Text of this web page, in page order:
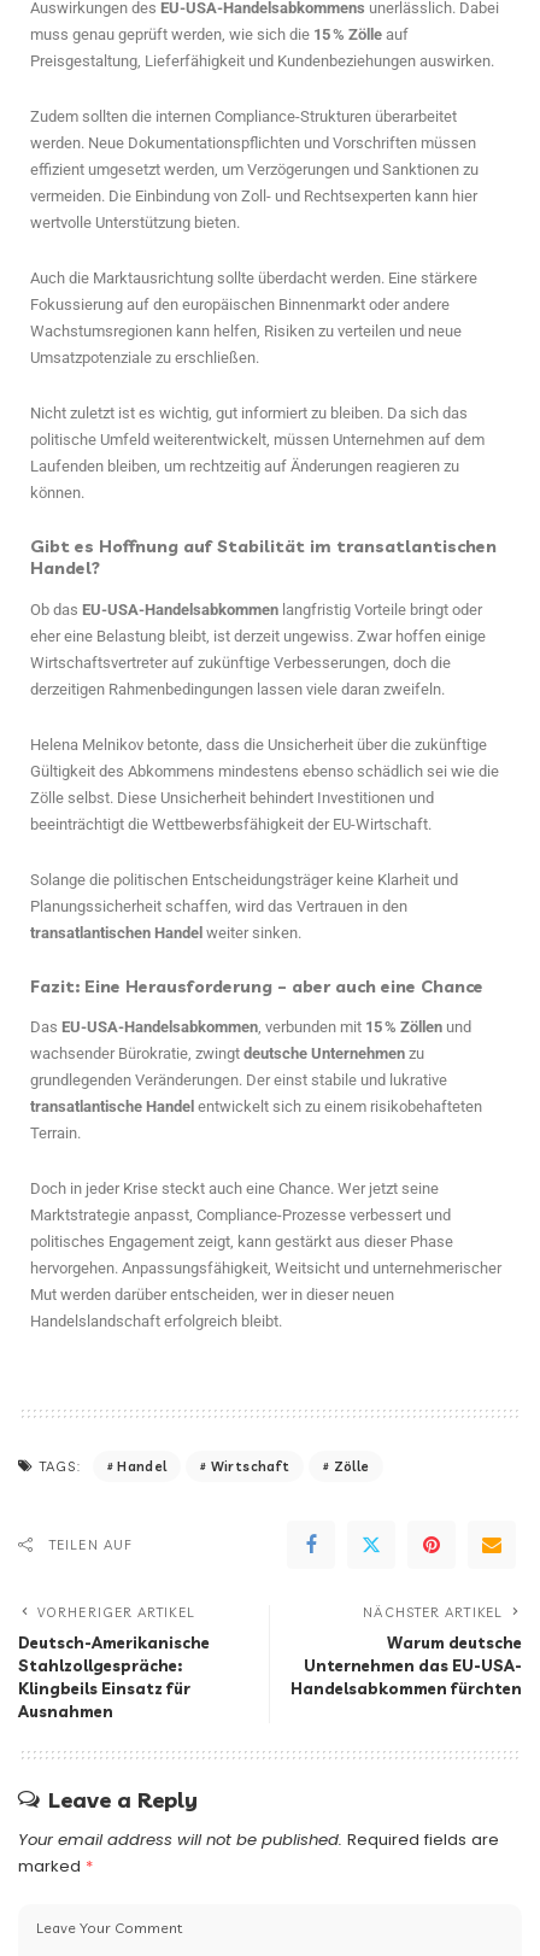
Auswirkungen des EU-USA-Handelsabkommens unerlässlich. Dabei
muss genau geprüft werden, wie sich die 15 % Zölle auf
Preisgestaltung, Lieferfähigkeit und Kundenbeziehungen auswirken.
Zudem sollten die internen Compliance-Strukturen überarbeitet
werden. Neue Dokumentationspflichten und Vorschriften müssen
effizient umgesetzt werden, um Verzögerungen und Sanktionen zu
vermeiden. Die Einbindung von Zoll- und Rechtsexperten kann hier
wertvolle Unterstützung bieten.
Auch die Marktausrichtung sollte überdacht werden. Eine stärkere
Fokussierung auf den europäischen Binnenmarkt oder andere
Wachstumsregionen kann helfen, Risiken zu verteilen und neue
Umsatzpotenziale zu erschließen.
Nicht zuletzt ist es wichtig, gut informiert zu bleiben. Da sich das
politische Umfeld weiterentwickelt, müssen Unternehmen auf dem
Laufenden bleiben, um rechtzeitig auf Änderungen reagieren zu
können.
Gibt es Hoffnung auf Stabilität im transatlantischen
Handel?
Ob das EU-USA-Handelsabkommen langfristig Vorteile bringt oder
eher eine Belastung bleibt, ist derzeit ungewiss. Zwar hoffen einige
Wirtschaftsvertreter auf zukünftige Verbesserungen, doch die
derzeitigen Rahmenbedingungen lassen viele daran zweifeln.
Helena Melnikov betonte, dass die Unsicherheit über die zukünftige
Gültigkeit des Abkommens mindestens ebenso schädlich sei wie die
Zölle selbst. Diese Unsicherheit behindert Investitionen und
beeinträchtigt die Wettbewerbsfähigkeit der EU-Wirtschaft.
Solange die politischen Entscheidungsträger keine Klarheit und
Planungssicherheit schaffen, wird das Vertrauen in den
transatlantischen Handel weiter sinken.
Fazit: Eine Herausforderung – aber auch eine Chance
Das EU-USA-Handelsabkommen, verbunden mit 15 % Zöllen und
wachsender Bürokratie, zwingt deutsche Unternehmen zu
grundlegenden Veränderungen. Der einst stabile und lukrative
transatlantische Handel entwickelt sich zu einem risikobehafteten
Terrain.
Doch in jeder Krise steckt auch eine Chance. Wer jetzt seine
Marktstrategie anpasst, Compliance-Prozesse verbessert und
politisches Engagement zeigt, kann gestärkt aus dieser Phase
hervorgehen. Anpassungsfähigkeit, Weitsicht und unternehmerischer
Mut werden darüber entscheiden, wer in dieser neuen
Handelslandschaft erfolgreich bleibt.
TAGS: Handel Wirtschaft Zölle
TEILEN AUF
VORHERIGER ARTIKEL
Deutsch-Amerikanische
Stahlzollgespräche:
Klingbeils Einsatz für
Ausnahmen
NÄCHSTER ARTIKEL
Warum deutsche
Unternehmen das EU-USA-
Handelsabkommen fürchten
Leave a Reply
Your email address will not be published. Required fields are
marked *